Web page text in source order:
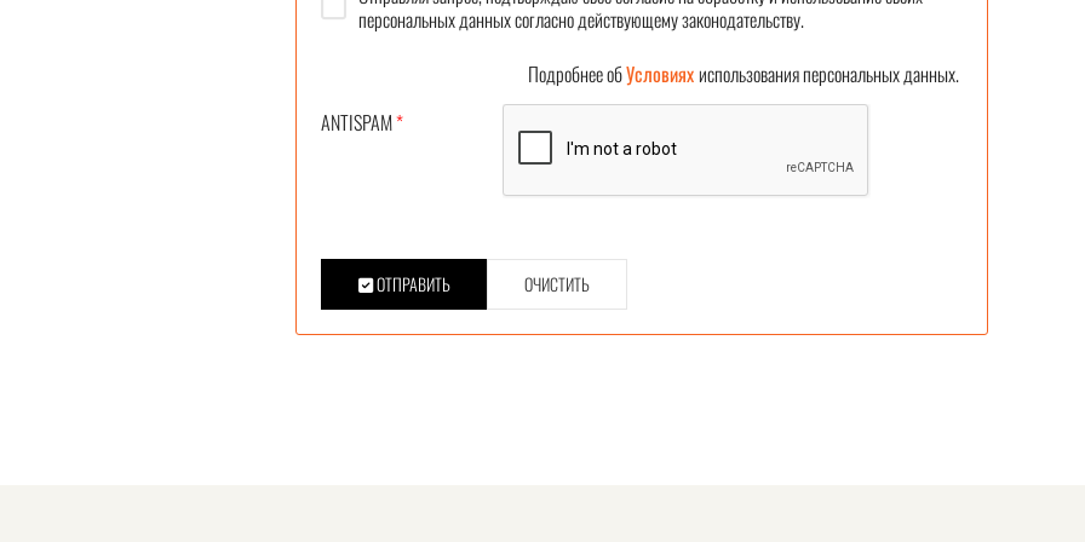
персональных данных согласно действующему законодательству.
Подробнее обУсловияхиспользования персональных данных.
ANTISPAM*
ОТПРАВИТЬ ОЧИСТИТЬ